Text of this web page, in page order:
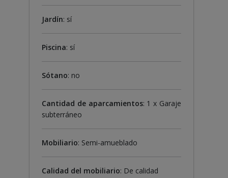
Jardín: sí
Piscina: sí
Sótano: no
Cantidad de aparcamientos: 1 x Garaje
subterráneo
Mobiliario: Semi-amueblado
Calidad del mobiliario: De calidad